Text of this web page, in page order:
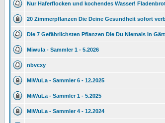
Nur Haferflocken und kochendes Wasser!
20 Zimmerpflanzen Die Deine Gesundheit sofort
Die 7 Gefährlichsten Pflanzen Die Du Niemals In
Miwula - Sammler 1 - 5.2026
nbvcxy
MiWuLa - Sammler 6 - 12.2025
MiWuLa - Sammler 1 - 5.2025
MiWuLa - Sammler 4 - 12.2024